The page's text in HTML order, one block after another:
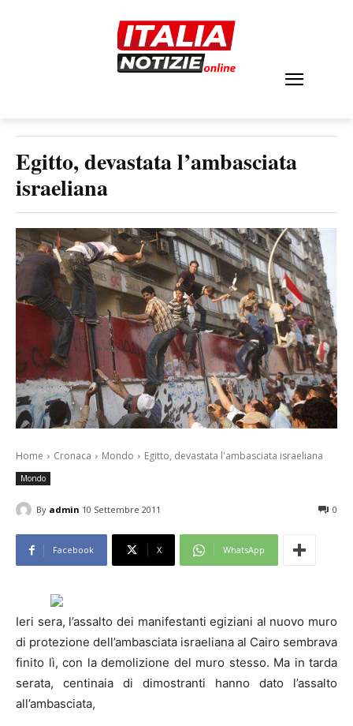
Egitto, devastata l’ambasciata
israeliana
Home Cronaca Mondo Egitto, devastata l'ambasciata israeliana
Mondo
By admin 10 Settembre 2011 0
Facebook X WhatsApp
Ieri sera, l’assalto dei manifestanti egiziani al nuovo muro
di protezione dell’ambasciata israeliana al Cairo sembrava
finito lì, con la demolizione del muro stesso. Ma in tarda
serata, centinaia di dimostranti hanno dato l’assalto
all’ambasciata,